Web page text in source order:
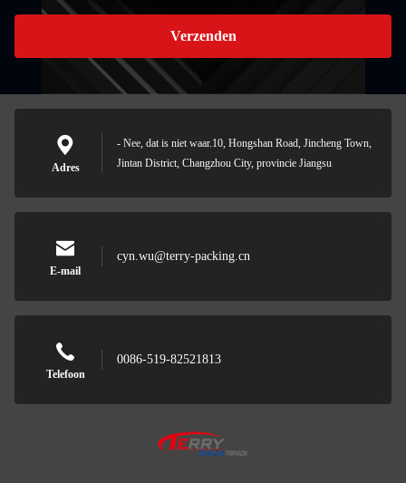
Verzenden
Adres
- Nee, dat is niet waar.10, Hongshan Road, Jincheng Town,
Jintan District, Changzhou City, provincie Jiangsu
E-mail
cyn.wu@terry-packing.cn
Telefoon
0086-519-82521813